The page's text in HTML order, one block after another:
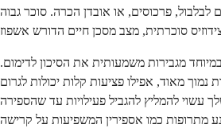
לבלבול, פרכוסים, או אובדן הכרה. סוכר גבוה
מגבירות משמעותית את הסיכון לדימום.
מאוד, אפילו פציעות קלות יכולות לגרום
עשוי להמליץ להגביל פעילויות עד שהספירה